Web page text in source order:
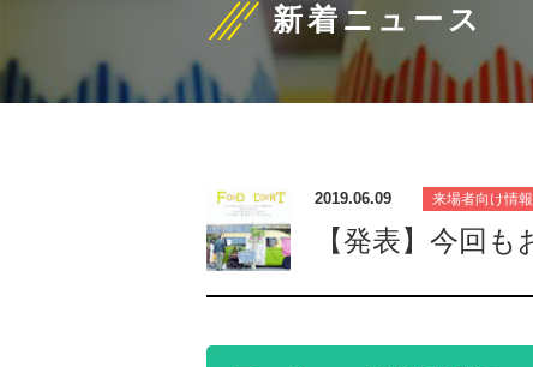
リエーターズマーケット
フードコート紹介
最新イベントスケジュ
出展概要
新着ニュース
2019.06.09 来場者向け情報
【発表】今回